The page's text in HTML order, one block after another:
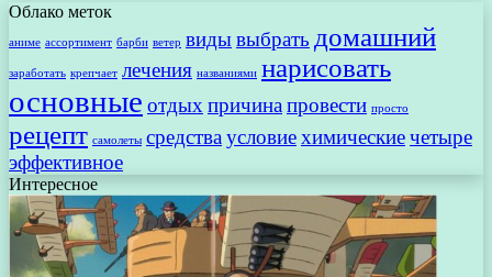
Облако меток
аниме ассортимент барби ветер видывыбрать домашний
заработать крепчает лечения названиями нарисовать
основные отдых причина провести просто
рецепт самолеты средства условиехимическиечетыре
эффективное
Интересное